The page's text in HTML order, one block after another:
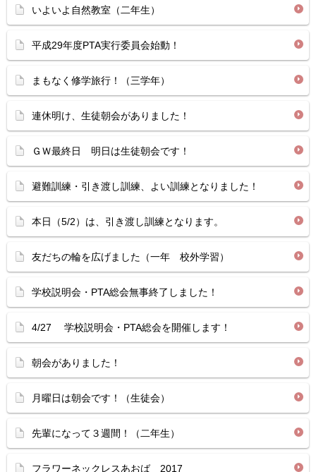
いよいよ自然教室（二年生）
平成29年度PTA実行委員会始動！
まもなく修学旅行！（三学年）
連休明け、生徒朝会がありました！
ＧＷ最終日 明日は生徒朝会です！
避難訓練・引き渡し訓練、よい訓練となりました！
本日（5/2）は、引き渡し訓練となります。
友だちの輪を広げました（一年 校外学習）
学校説明会・PTA総会無事終了しました！
4/27 学校説明会・PTA総会を開催します！
朝会がありました！
月曜日は朝会です！（生徒会）
先輩になって３週間！（二年生）
フラワーネックレスあおば 2017